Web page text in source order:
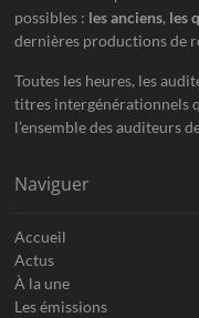
possibles : les anciens, les
dernières productions de
Toutes les heures, les
titres intergénérationnels
l’ensemble des auditeurs
Naviguer
Accueil
Actus
À la une
Les émissions